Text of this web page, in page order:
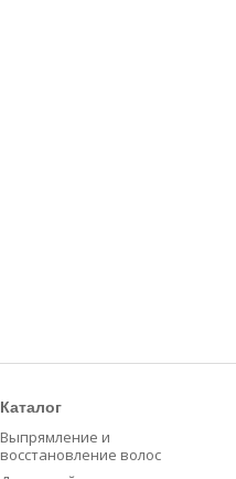
Каталог
Выпрямление и
восстановление волос